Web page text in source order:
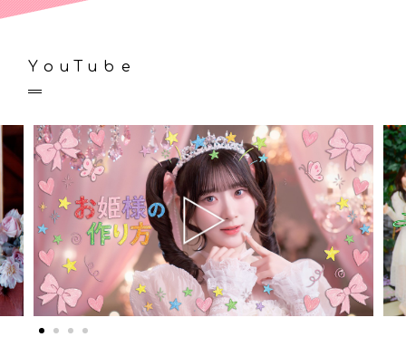
YouTube